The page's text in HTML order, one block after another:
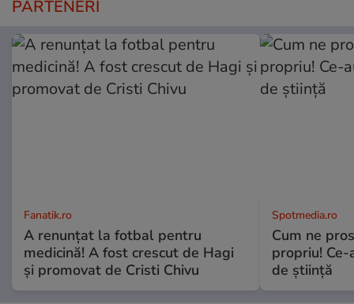
PARTENERI
Fanatik.ro
A renunțat la fotbal pentru
medicină! A fost crescut de Hagi
și promovat de Cristi Chivu
Spotmedia.ro
Cum ne
propriu!
de știință